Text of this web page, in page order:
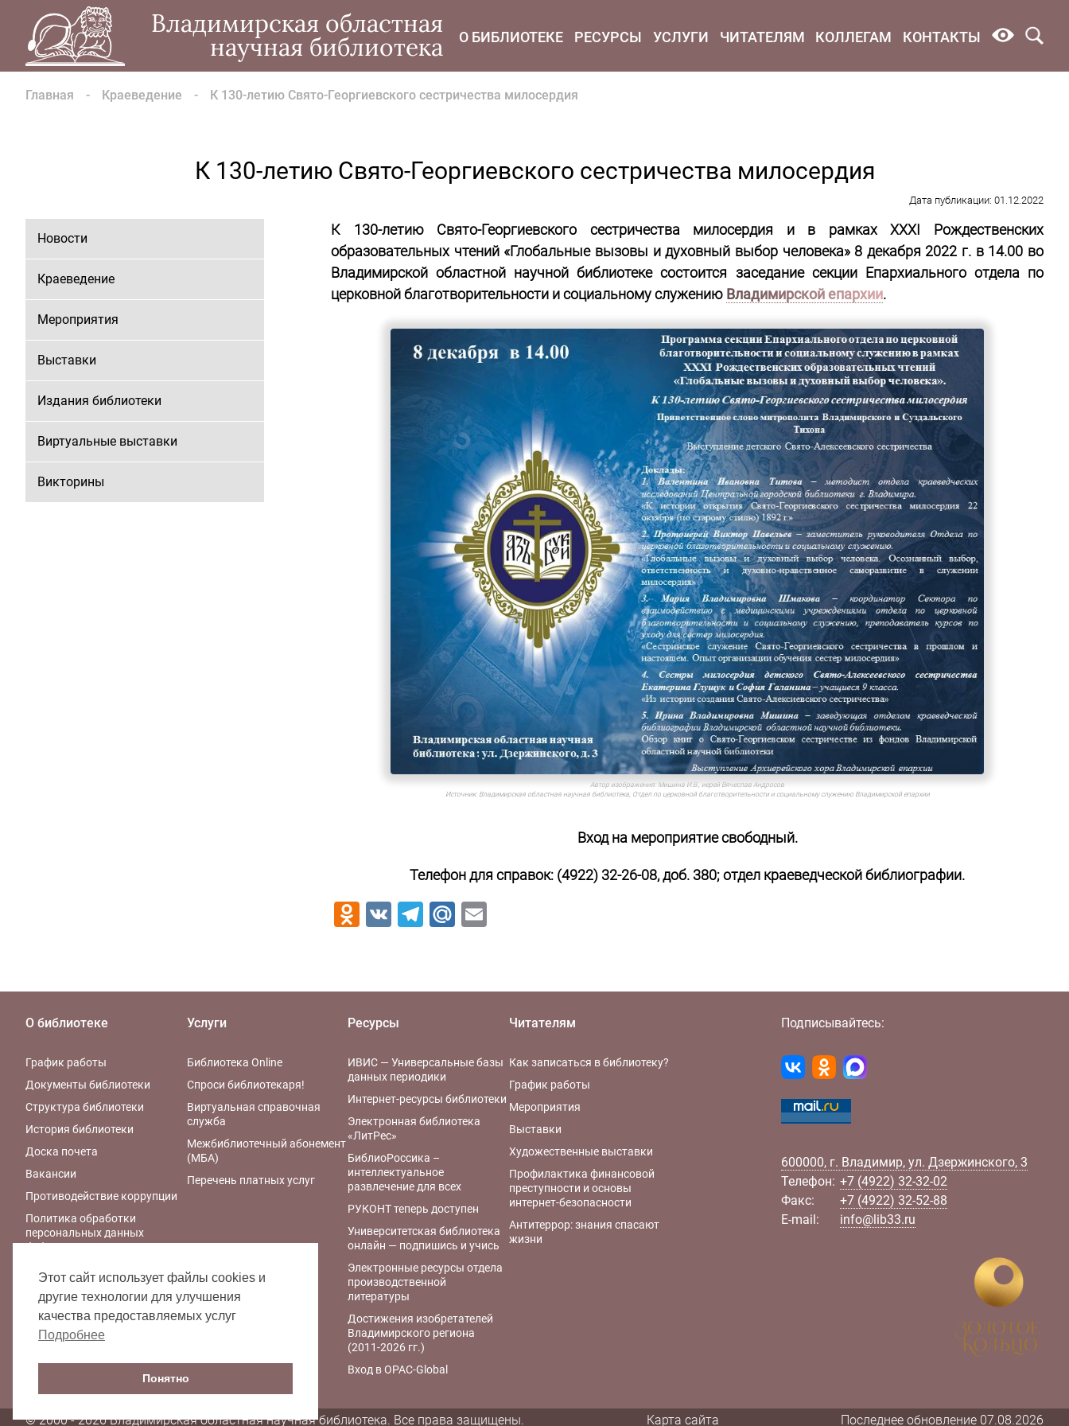
Владимирская областная
научная библиотека
О БИБЛИОТЕКЕ РЕСУРСЫ УСЛУГИ ЧИТАТЕЛЯМ КОЛЛЕГАМ КОНТАКТЫ
Главная Краеведение К 130-летию Свято-Георгиевского сестричества милосердия
К 130-летию Свято-Георгиевского сестричества милосердия
Дата публикации: 01.12.2022
Новости
Краеведение
Мероприятия
Выставки
Издания библиотеки
Виртуальные выставки
Викторины
К 130-летию Свято-Георгиевского сестричества милосердия и в рамках XXXI Рождественских
образовательных чтений «Глобальные вызовы и духовный выбор человека» 8 декабря 2022 г. в 14.00 во
Владимирской областной научной библиотеке состоится заседание секции Епархиального отдела по
церковной благотворительности и социальному служению Владимирской епархии.
Автор изображения: Мишина И.В., иерей Вячеслав Андросов
Источник: Владимирская областная научная библиотека, Отдел по церковной благотворительности и социальному служению Владимирской епархии
Вход на мероприятие свободный.
Телефон для справок: (4922) 32-26-08, доб. 380; отдел краеведческой библиографии.
Odnoklassniki
VK Telegram
Mail.Ru
О библиотеке
График работы
Документы библиотеки
Структура библиотеки
История библиотеки
Доска почета
Вакансии
Противодействие коррупции
Политика обработки
персональных данных
библиотеки
Правила обработки
персональных данных
Политика
конфиденциальности
персональных данных при
библиотеки
Услуги
Библиотека Online
Спроси библиотекаря!
Виртуальная справочная
служба
Межбиблиотечный абонемент
(МБА)
Перечень платных услуг
Ресурсы
ИВИС — Универсальные базы
данных периодики
Интернет-ресурсы библиотеки
Электронная библиотека
«ЛитРес»
БиблиоРоссика –
интеллектуальное
развлечение для всех
РУКОНТ теперь доступен
Университетская библиотека
онлайн — подпишись и учись
Электронные ресурсы отдела
производственной
литературы
Достижения изобретателей
Владимирского региона
(2011-2026 гг.)
Вход в OPAC-Global
Читателям
Как записаться в библиотеку?
График работы
Мероприятия
Выставки
Художественные выставки
Профилактика финансовой
преступности и основы
интернет-безопасности
Антитеррор: знания спасают
жизни
Подписывайтесь:
600000, г. Владимир, ул. Дзержинского, 3
Телефон: +7 (4922) 32-32-02
Факс:
+7 (4922) 32-52-88
E-mail:
info@lib33.ru
© 2000 - 2026 Владимирская областная научная библиотека. Все права защищены. Карта сайта Последнее обновление 07.08.2026
Этот сайт использует файлы cookies и
другие технологии для улучшения
качества предоставляемых услуг
Подробнее
Понятно